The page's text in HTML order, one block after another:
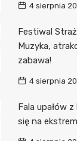
4 sierpnia
Festiwal
Muzyka,
zabawa!
4 sierpnia
Fala upałów
się na